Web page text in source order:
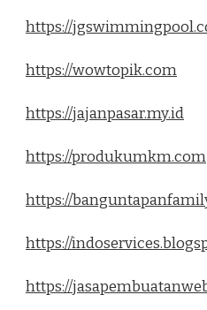
https://
https://wowtopik.com
https://jajanpasar.my.id
https://produkumkm.com
https://
https://
https://